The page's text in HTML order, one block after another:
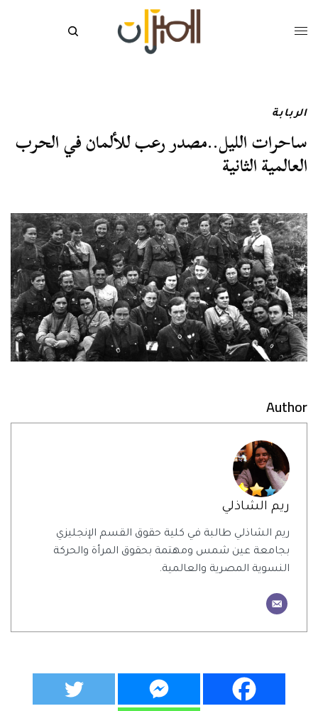
الربابة
ساحرات الليل..مصدر رعب للألمان في الحرب
العالمية الثانية
Author
ريم الشاذلي
ريم الشاذلي طالبة في كلية حقوق القسم الإنجليزي
بجامعة عين شمس ومهتمة بحقوق المرأة والحركة
النسوية المصرية والعالمية.